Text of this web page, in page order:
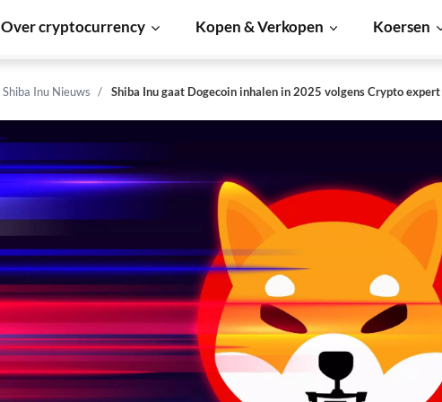
Over cryptocurrency Kopen & Verkopen Koersen
Shiba Inu Nieuws Shiba Inu gaat Dogecoin inhalen in 2025 volgens Crypto expert